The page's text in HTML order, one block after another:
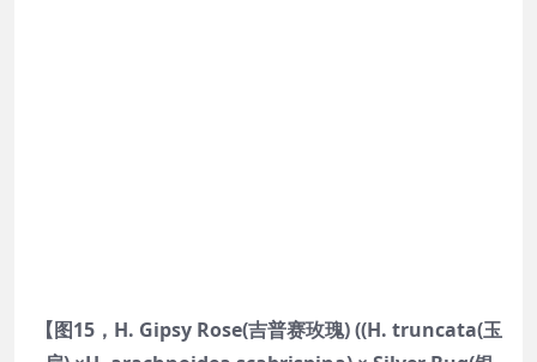
【图15，H. Gipsy Rose(吉普赛玫瑰) ((H. truncata(玉